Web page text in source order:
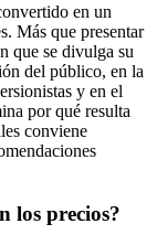
en un
Más que presentar
que se divulga su
del público, en la
y en el
por qué resulta
conviene
los precios?